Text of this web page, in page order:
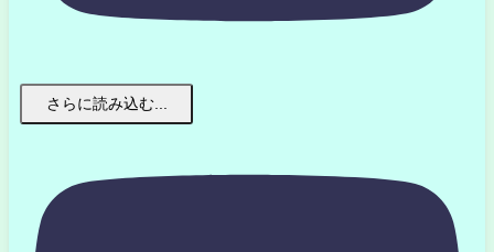
さらに読み込む...